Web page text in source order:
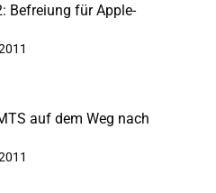
Befreiung für Apple-
auf dem Weg nach